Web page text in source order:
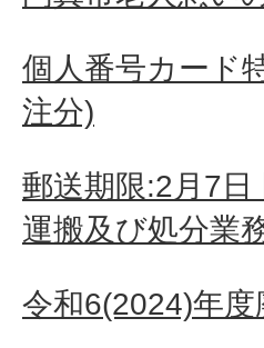
個人番号カード
注分)
郵送期限:2月7日
運搬及び処分業
令和6(2024)年